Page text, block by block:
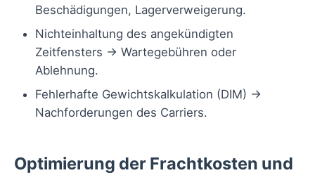
Beschädigungen, Lagerverweigerung.
Nichteinhaltung des angekündigten
Zeitfensters → Wartegebühren oder
Ablehnung.
Fehlerhafte Gewichtskalkulation (DIM) →
Nachforderungen des Carriers.
Optimierung der Frachtkosten und